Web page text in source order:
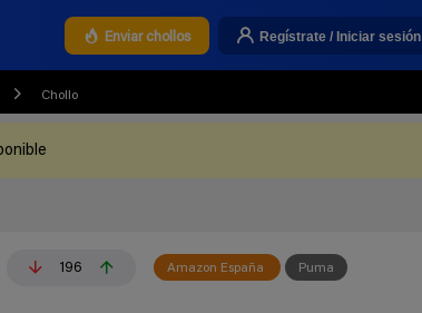
Enviar chollos Regístrate / Iniciar sesión
Chollo
196 Amazon España Puma